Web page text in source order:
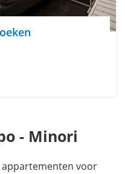
- Minori
appartementen voor